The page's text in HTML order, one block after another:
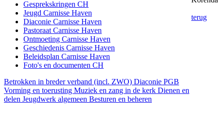
Gesprekskringen CH
Jeugd Carnisse Haven
Diaconie Carnisse Haven
Pastoraat Carnisse Haven
Ontmoeting Carnisse Haven
Geschiedenis Carnisse Haven
Beleidsplan Carnisse Haven
Foto's en documenten CH
Betrokken in breder verband (incl. ZWO) Diaconie PGB
Vorming en toerusting Muziek en zang in de kerk Dienen en
delen Jeugdwerk algemeen Besturen en beheren
terug